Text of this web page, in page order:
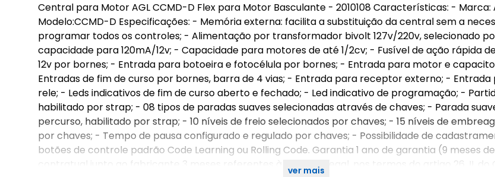
Central para Motor AGL CCMD-D Flex para Motor Basculante - 2010108 Características: - Marca:
Modelo:CCMD-D Especificações: - Memória externa: facilita a substituição da central sem a
programar todos os controles; - Alimentação por transformador bivolt 127v/220v, selecionado
capacidade para 120mA/12v; - Capacidade para motores de até 1/2cv; - Fusível de ação rápida
12v por bornes; - Entrada para botoeira e fotocélula por bornes; - Entrada para motor e
Entradas de fim de curso por bornes, barra de 4 vias; - Entrada para receptor externo; -
rele; - Leds indicativos de fim de curso aberto e fechado; - Led indicativo de programação; -
habilitado por strap; - 08 tipos de paradas suaves selecionadas através de chaves; - Parada
percurso, habilitado por strap; - 10 níveis de freio selecionados por chaves; - 15 níveis de
por chaves; - Tempo de pausa configurado e regulado por chaves; - Possibilidade de
botões de controle padrão Code Learning ou Rolling Code. Garantia 1 ano de garantia (9 meses
contratual junto ao fabricante 3 meses referentes à garantia legal, nos termos do artigo 26, II, do
ver mais